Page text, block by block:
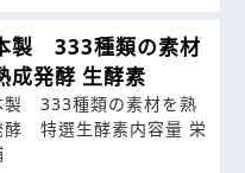
製 333種類の素材
成発酵 生酵素
製 333種類の素材を熟
酵 特選生酵素内容量 栄